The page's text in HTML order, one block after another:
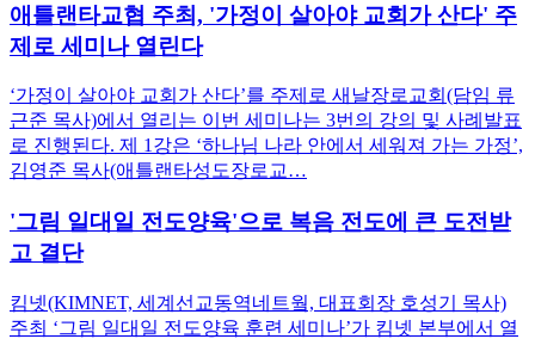
애틀랜타교협 주최, '가정이 살아야 교회가 산다' 주
제로 세미나 열린다
‘가정이 살아야 교회가 산다’를 주제로 새날장로교회(담임 류
근준 목사)에서 열리는 이번 세미나는 3번의 강의 및 사례발표
로 진행된다. 제 1강은 ‘하나님 나라 안에서 세워져 가는 가정’,
김영준 목사(애틀랜타성도장로교…
'그림 일대일 전도양육'으로 복음 전도에 큰 도전받
고 결단
킴넷(KIMNET, 세계선교동역네트웤, 대표회장 호성기 목사)
주최 ‘그림 일대일 전도양육 훈련 세미나’가 킴넷 본부에서 열